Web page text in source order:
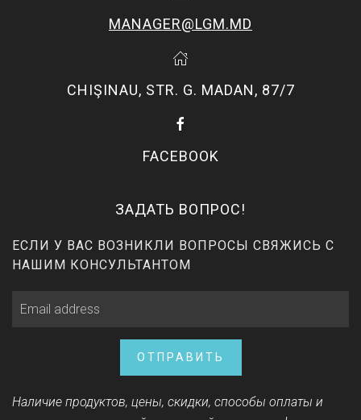
MANAGER@LGM.MD
CHIŞINAU, STR. G. MADAN, 87/7
FACEBOOK
ЗАДАТЬ ВОПРОС!
ЕСЛИ У ВАС ВОЗНИКЛИ ВОПРОСЫ СВЯЖИСЬ С
НАШИМ КОНСУЛЬТАНТОМ
ОТПРАВИТЬ
Наличие продуктов, цены, скидки, способы оплаты и